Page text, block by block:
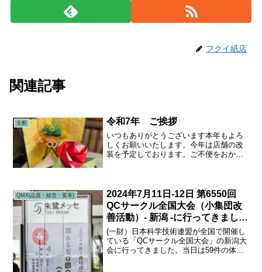
フクイ紙店
関連記事
全般 令和7年 ご挨拶
いつもありがとうございます本年もよろ
しくお願いいたします。今年は店舗の改
装を予定しております。ご不便をおかけ
QMX(品質・経営・変革)
2024年7月11日-12日 第6550回
QCサークル全国大会（小集団改
善活動）- 新潟 -に行ってきまし
た。
(一財）日本科学技術連盟が全国で開催し
ている「QCサークル全国大会」の新潟大
会に行ってきました。当日は59件の体験